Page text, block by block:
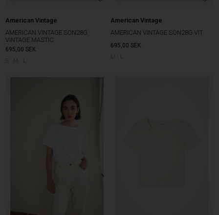
American Vintage
AMERICAN VINTAGE SON28G
VINTAGE MASTIC
695,00 SEK
M
American Vintage
AMERICAN VINTAGE SON28G VIT
695,00 SEK
M L